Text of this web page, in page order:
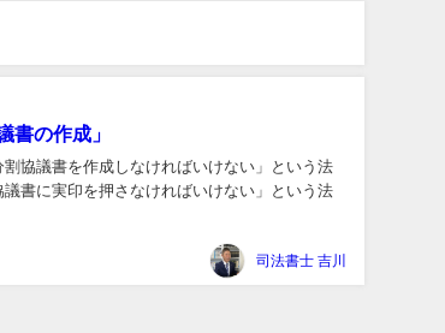
書の作成」
協議書を作成しなければいけない」という法
書に実印を押さなければいけない」という法
司法書士 吉川